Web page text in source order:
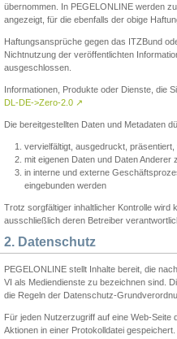
übernommen. In PEGELONLINE werden
angezeigt, für die ebenfalls der obige
Haftungsansprüche gegen das ITZBund
Nichtnutzung der veröffentlichten
ausgeschlossen.
Informationen, Produkte oder Dienste, die
DL-DE->Zero-2.0 ↗
Die bereitgestellten Daten und Metadaten
vervielfältigt, ausgedruckt,
mit eigenen Daten und Daten
in interne und externe
eingebunden werden
Trotz sorgfältiger inhaltlicher Kontrolle wird
ausschließlich deren Betreiber
2. Datenschutz
PEGELONLINE stellt Inhalte bereit, die
VI als Mediendienste zu bezeichnen sind.
die Regeln der Datenschutz-
Für jeden Nutzerzugriff auf eine Web-
Aktionen in einer Protokolldatei